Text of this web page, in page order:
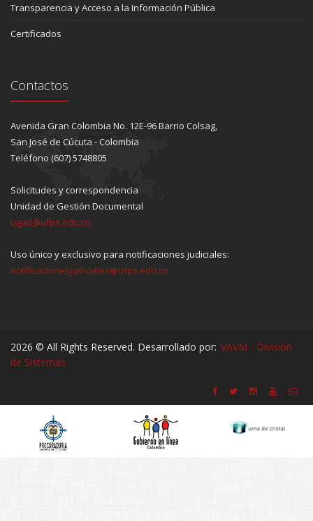
Transparencia y Acceso a la Información Pública
Certificados
Contactos
Avenida Gran Colombia No. 12E-96 Barrio Colsag,
San José de Cúcuta - Colombia
Teléfono (607) 5748805
Solicitudes y correspondencia
Unidad de Gestión Documental
ugad@ufps.edu.co
Uso único y exclusivo para notificaciones judiciales:
notificacionesjudiciales@ufps.edu.co
2026 © All Rights Reserved. Desarrollado por: VAVM - División
de Sistemas